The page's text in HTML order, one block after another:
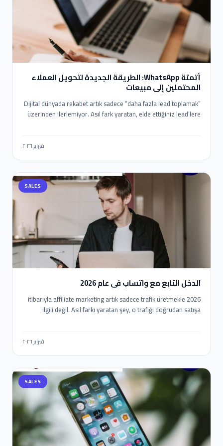
الذكية الحديثة مثل Eaglet وLeadOcean من PlusClouds أتمتة
العملية بالكامل حتى يعمل تواصلك على مدار الساعة، حتى أثناء
نومك.
أتمتة WhatsApp: الطريقة الجديدة لتحويل العملاء
المحتملين إلى مبيعات
Dijital dünyada rekabet artık sadece “daha fazla lead toplamak”
üzerinden ilerlemiyor. Asıl fark yaratan, elde ettiğiniz lead’lere
iletişim kanallarından biri olurken; n8n gibi araçlar sayesinde bu
kurmayı, Eaglet ve Leadocean gibi platformlardan gelen
lead’leri satışa dönüştürmeyi ve bu süreci nasıl optimize
edebileceğinizi detaylı şekilde ele alıyoruz.
فبراير ٢٠٢٦
SALES
الدخل التابع مع واتساب في عام 2026
2026 itibarıyla affiliate marketing artık sadece trafik üretmekle
ilgili değil. Asıl farkı yaratan şey, o trafiği doğrudan satışa
açılma oranları düşerken, WhatsApp mesajlarının okunma oranı
burada kritik fark şu: Manuel mesaj atanlar değil, otomasyon
kuranlar kazanıyor.
فبراير ٢٠٢٦
SALES